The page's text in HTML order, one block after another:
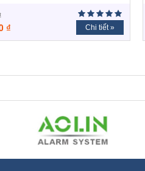
₫ Chi tiết »